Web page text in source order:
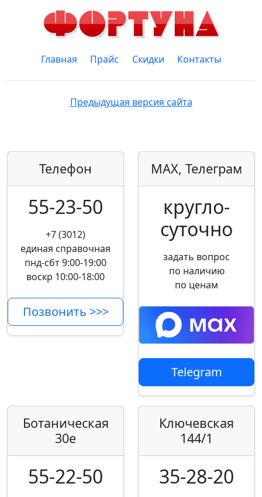
Главная Прайс Скидки Контакты
Предыдущая версия сайта
Телефон
55-23-50
+7 (3012)
единая справочная
пнд-сбт 9:00-19:00
воскр 10:00-18:00
Позвонить >>>
MAX, Телеграм
кругло­
суточно
задать вопрос
по наличию
по ценам
Telegram
Ботаническая
30е
55-22-50
Ключевская
144/1
35-28-20